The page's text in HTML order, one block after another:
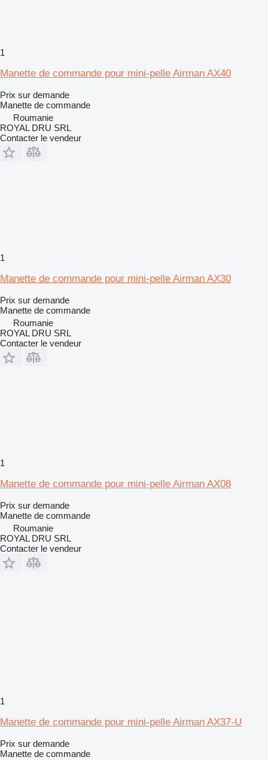
1
Manette de commande pour mini-pelle Airman AX40
Prix sur demande
Manette de commande
Roumanie
ROYAL DRU SRL
Contacter le vendeur
1
Manette de commande pour mini-pelle Airman AX30
Prix sur demande
Manette de commande
Roumanie
ROYAL DRU SRL
Contacter le vendeur
1
Manette de commande pour mini-pelle Airman AX08
Prix sur demande
Manette de commande
Roumanie
ROYAL DRU SRL
Contacter le vendeur
1
Manette de commande pour mini-pelle Airman AX37-U
Prix sur demande
Manette de commande